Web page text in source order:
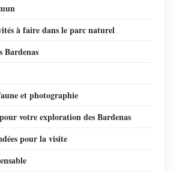
à faire dans le parc naturel
Bardenas
et photographie
votre exploration des Bardenas
pour la visite